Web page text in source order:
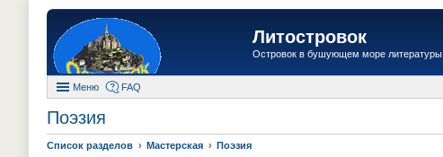
Литостровок
Островок в бушующем море литературы
Меню FAQ
Поэзия
Список разделов Мастерская Поэзия